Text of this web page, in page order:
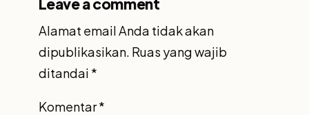
Leave a comment
Alamat email Anda tidak akan
dipublikasikan. Ruas yang wajib
ditandai *
Komentar*